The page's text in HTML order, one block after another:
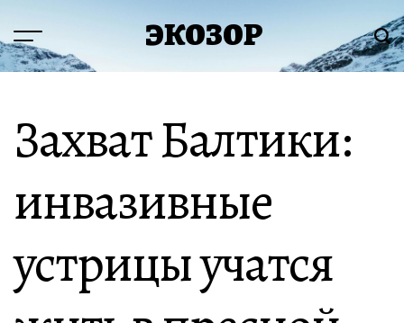
содержимому
Меню ЭКОЗОР
Захват Балтики:
инвазивные
устрицы учатся